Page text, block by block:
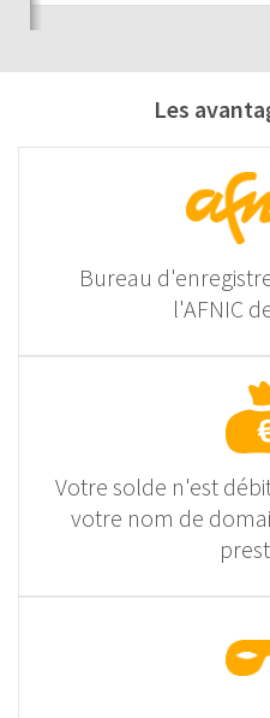
Les
Bureau
l'AFNIC
Votre solde n'est
votre nom de